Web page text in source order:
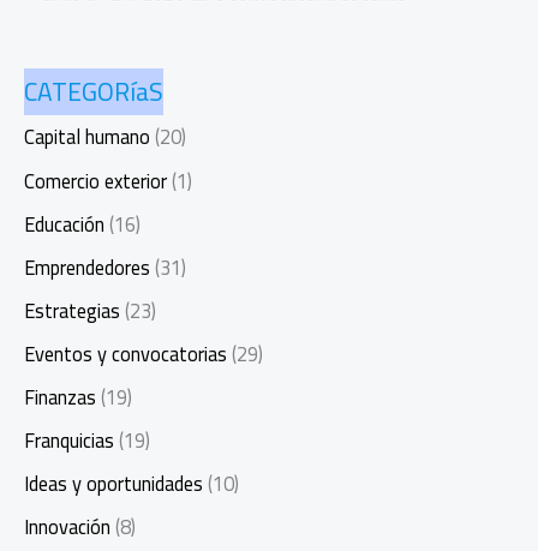
CATEGORíaS
Capital humano(20)
Comercio exterior(1)
Educación(16)
Emprendedores(31)
Estrategias(23)
Eventos y convocatorias(29)
Finanzas(19)
Franquicias(19)
Ideas y oportunidades(10)
Innovación(8)